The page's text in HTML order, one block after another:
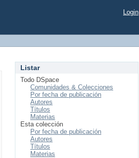
Login
Listar
Todo DSpace
Comunidades & Colecciones
Por fecha de publicación
Autores
Títulos
Materias
Esta colección
Por fecha de publicación
Autores
Títulos
Materias